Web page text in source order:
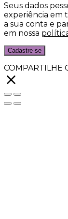
Seus dados
experiência em
a sua conta e
em nossa
Cadastre-se
COMPARTILHE